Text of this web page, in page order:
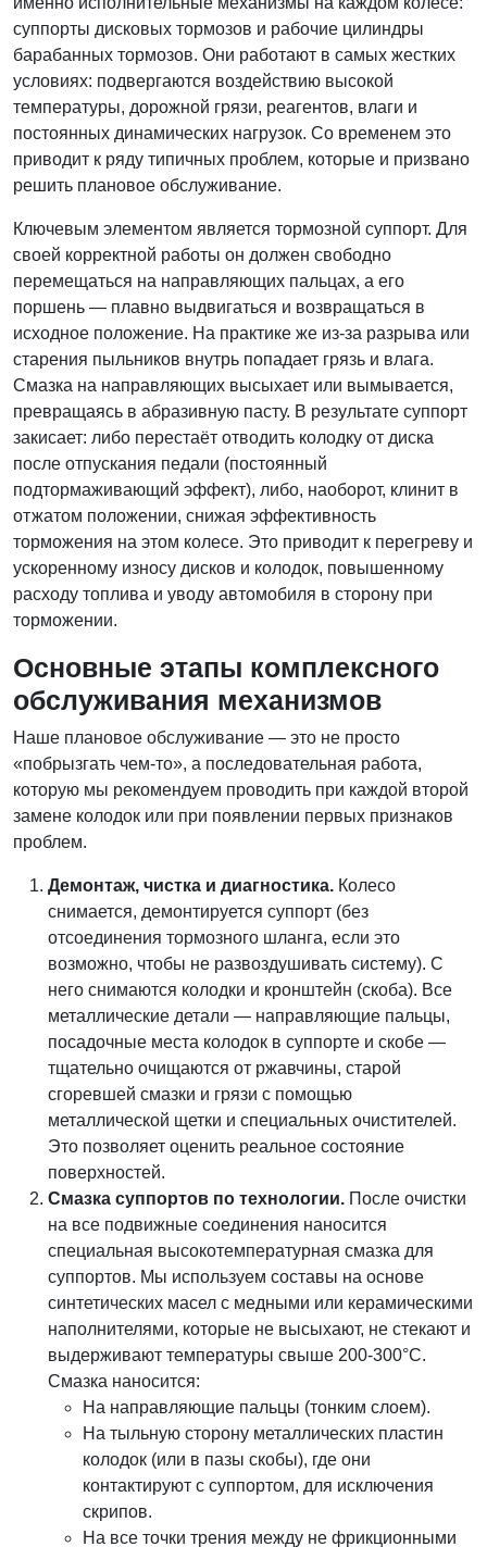
суппорты дисковых тормозов и рабочие цилиндры
барабанных тормозов. Они работают в самых жестких
условиях: подвергаются воздействию высокой
температуры, дорожной грязи, реагентов, влаги и
постоянных динамических нагрузок. Со временем это
приводит к ряду типичных проблем, которые и призвано
решить плановое обслуживание.
Ключевым элементом является тормозной суппорт. Для
своей корректной работы он должен свободно
перемещаться на направляющих пальцах, а его
поршень — плавно выдвигаться и возвращаться в
исходное положение. На практике же из-за разрыва или
старения пыльников внутрь попадает грязь и влага.
Смазка на направляющих высыхает или вымывается,
превращаясь в абразивную пасту. В результате суппорт
закисает: либо перестаёт отводить колодку от диска
после отпускания педали (постоянный
подтормаживающий эффект), либо, наоборот, клинит в
отжатом положении, снижая эффективность
торможения на этом колесе. Это приводит к перегреву и
ускоренному износу дисков и колодок, повышенному
расходу топлива и уводу автомобиля в сторону при
торможении.
Основные этапы комплексного
обслуживания механизмов
Наше плановое обслуживание — это не просто
«побрызгать чем-то», а последовательная работа,
которую мы рекомендуем проводить при каждой второй
замене колодок или при появлении первых признаков
проблем.
Демонтаж, чистка и диагностика. Колесо
снимается, демонтируется суппорт (без
отсоединения тормозного шланга, если это
возможно, чтобы не развоздушивать систему). С
него снимаются колодки и кронштейн (скоба). Все
металлические детали — направляющие пальцы,
посадочные места колодок в суппорте и скобе —
тщательно очищаются от ржавчины, старой
сгоревшей смазки и грязи с помощью
металлической щетки и специальных очистителей.
Это позволяет оценить реальное состояние
поверхностей.
Смазка суппортов по технологии. После очистки
на все подвижные соединения наносится
специальная высокотемпературная смазка для
суппортов. Мы используем составы на основе
синтетических масел с медными или керамическими
наполнителями, которые не высыхают, не стекают и
выдерживают температуры свыше 200-300°C.
Смазка наносится:
На направляющие пальцы (тонким слоем).
На тыльную сторону металлических пластин
колодок (или в пазы скобы), где они
контактируют с суппортом, для исключения
скрипов.
На все точки трения между не фрикционными